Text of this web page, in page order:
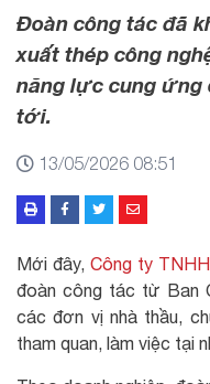
Đoàn công tác đã
xuất thép công
năng lực cung
tới.
13/05/2026 08:51
Mới đây, Công ty
đoàn công tác từ Ban
các đơn vị nhà thầu,
tham quan, làm việc tại